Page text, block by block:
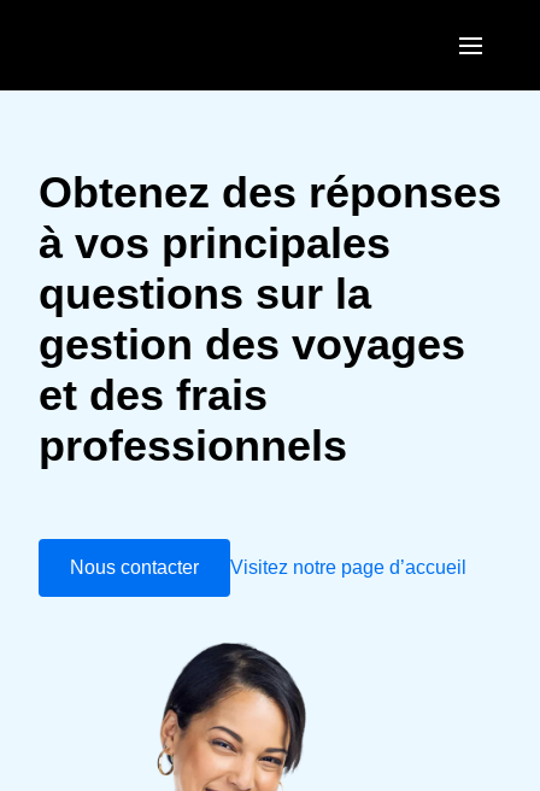
United States (English)
Canada (English)
Canada (Français)
Brasil (Português)
EUROPE
United Kingdom (English)
France (Français)
Deutschland (Deutsch)
Italia (Italiano)
Nederlands (English)
España (Español)
Norway (English)
ASIA PACIFIC
Australia (English)
India (English)
日本（日本語)
Singapore (English)
Obtenez des réponses
à vos principales
questions sur la
gestion des voyages
et des frais
professionnels
Nous contacter Visitez notre page d’accueil